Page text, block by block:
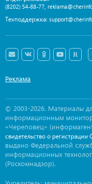
(8202) 54-88-77
Техподдержка:
Реклама
© 2003-2026. Материалы
информационным
«Череповец»
свидетельство о
выдано Федеральной
информационных
(Роскомнадзор).